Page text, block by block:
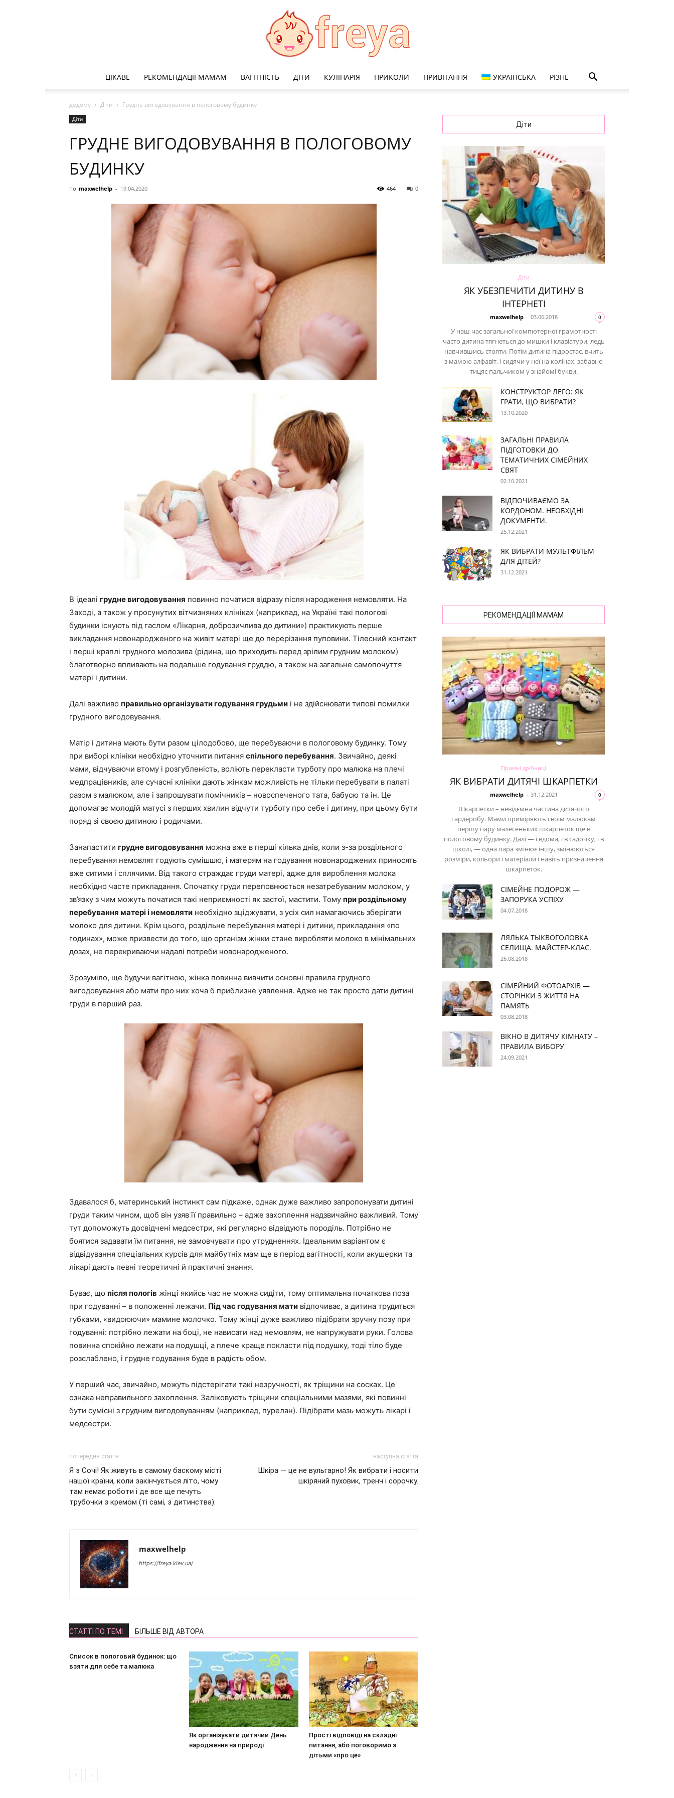
ЦІКАВЕ РЕКОМЕНДАЦІЇ МАМАМ ВАГІТНІСТЬ ДІТИ КУЛІНАРІЯ ПРИКОЛИ ПРИВІТАННЯ УКРАЇНСЬКА РІЗНЕ
додому Діти Грудне вигодовування в пологовому будинку
Діти
ГРУДНЕ ВИГОДОВУВАННЯ В ПОЛОГОВОМУ
БУДИНКУ
по maxwelhelp - 19.04.2020 0
464
В ідеалі грудне вигодовування повинно початися відразу після народження немовляти. На
Заході, а також у просунутих вітчизняних клініках (наприклад, на Україні такі пологові
будинки існують під гаслом «Лікарня, доброзичлива до дитини») практикують перше
викладання новонародженого на живіт матері ще до перерізання пуповини. Тілесний контакт
і перші краплі грудного молозива (рідина, що приходить перед зрілим грудним молоком)
благотворно впливають на подальше годування груддю, а також на загальне самопочуття
матері і дитини.
Далі важливо правильно організувати годування грудьми і не здійснювати типові помилки
грудного вигодовування.
Матір і дитина мають бути разом цілодобово, ще перебуваючи в пологовому будинку. Тому
при виборі клініки необхідно уточнити питання спільного перебування. Звичайно, деякі
мами, відчуваючи втому і розгубленість, воліють перекласти турботу про малюка на плечі
медпрацівників, але сучасні клініки дають жінкам можливість не тільки перебувати в палаті
разом з малюком, але і запрошувати помічників – новоспеченого тата, бабусю та ін. Це
допомагає молодій матусі з перших хвилин відчути турботу про себе і дитину, при цьому бути
поряд зі своєю дитиною і родичами.
Занапастити грудне вигодовування можна вже в перші кілька днів, коли з-за роздільного
перебування немовлят годують сумішшю, і матерям на годування новонароджених приносять
вже ситими і сплячими. Від такого страждає груди матері, адже для вироблення молока
необхідно часте прикладання. Спочатку груди переповнюється незатребуваним молоком, у
зв’язку з чим можуть початися такі неприємності як застої, мастити. Тому при роздільному
перебування матері і немовляти необхідно зціджувати, з усіх сил намагаючись зберігати
молоко для дитини. Крім цього, роздільне перебування матері і дитини, прикладання «по
годинах», може призвести до того, що організм жінки стане виробляти молоко в мінімальних
дозах, не перекриваючи надалі потреби новонародженого.
Зрозуміло, ще будучи вагітною, жінка повинна вивчити основні правила грудного
вигодовування або мати про них хоча б приблизне уявлення. Адже не так просто дати дитині
груди в перший раз.
Здавалося б, материнський інстинкт сам підкаже, однак дуже важливо запропонувати дитині
груди таким чином, щоб він узяв її правильно – адже захоплення надзвичайно важливий. Тому
тут допоможуть досвідчені медсестри, які регулярно відвідують породіль. Потрібно не
боятися задавати їм питання, не замовчувати про утрудненнях. Ідеальним варіантом є
відвідування спеціальних курсів для майбутніх мам ще в період вагітності, коли акушерки та
лікарі дають певні теоретичні й практичні знання.
Буває, що після пологів жінці якийсь час не можна сидіти, тому оптимальна початкова поза
при годуванні – в положенні лежачи. Під час годування мати відпочиває, а дитина трудиться
губками, «видоюючи» мамине молочко. Тому жінці дуже важливо підібрати зручну позу при
годуванні: потрібно лежати на боці, не нависати над немовлям, не напружувати руки. Голова
повинна спокійно лежати на подушці, а плече краще покласти під подушку, тоді тіло буде
розслаблено, і грудне годування буде в радість обом.
У перший час, звичайно, можуть підстерігати такі незручності, як тріщини на сосках. Це
ознака неправильного захоплення. Заліковують тріщини спеціальними мазями, які повинні
бути сумісні з грудним вигодовуванням (наприклад, пурелан). Підібрати мазь можуть лікарі і
медсестри.
попередня стаття
Я з Сочі! Як живуть в самому баскому місті
нашої країни, коли закінчується літо, чому
там немає роботи і де все ще печуть
трубочки з кремом (ті самі, з дитинства).
наступна стаття
Шкіра — це не вульгарно! Як вибрати і носити
шкіряний пуховик, тренч і сорочку.
maxwelhelp
https://freya.kiev.ua/
СТАТТІ ПО ТЕМІ БІЛЬШЕ ВІД АВТОРА
Список в пологовий будинок: що
взяти для себе та малюка
Як організувати дитячий День
народження на природі
Прості відповіді на складні
питання, або поговоримо з
дітьми «про це»
Діти
Діти
ЯК УБЕЗПЕЧИТИ ДИТИНУ В
ІНТЕРНЕТІ
maxwelhelp - 03.06.2018 0
У наш час загальної компютерної грамотності
часто дитина тягнеться до мишки і клавіатури, ледь
навчившись стояти. Потім дитина підростає, вчить
з мамою алфавіт, і сидячи у неї на колінах, забавно
тицяє пальчиком у знайомі букви.
КОНСТРУКТОР ЛЕГО: ЯК
ГРАТИ, ЩО ВИБРАТИ?
13.10.2020
ЗАГАЛЬНІ ПРАВИЛА
ПІДГОТОВКИ ДО
ТЕМАТИЧНИХ СІМЕЙНИХ
СВЯТ
02.10.2021
ВІДПОЧИВАЄМО ЗА
КОРДОНОМ. НЕОБХІДНІ
ДОКУМЕНТИ.
25.12.2021
ЯК ВИБРАТИ МУЛЬТФІЛЬМ
ДЛЯ ДІТЕЙ?
31.12.2021
РЕКОМЕНДАЦІЇ МАМАМ
Примні дрібниці
ЯК ВИБРАТИ ДИТЯЧІ ШКАРПЕТКИ
maxwelhelp - 31.12.2021 0
Шкарпетки – невідємна частина дитячого
гардеробу. Мами приміряють своїм малюкам
першу пару малесеньких шкарпеток ще в
пологовому будинку. Далі — і вдома, і в садочку, і в
школі, — одна пара змінює іншу, змінюються
розміри, кольори і матеріали і навіть призначення
шкарпеток.
СІМЕЙНЕ ПОДОРОЖ —
ЗАПОРУКА УСПІХУ
04.07.2018
ЛЯЛЬКА ТЫКВОГОЛОВКА
СЕЛИЩА. МАЙСТЕР-КЛАС.
26.08.2018
СІМЕЙНИЙ ФОТОАРХІВ —
СТОРІНКИ З ЖИТТЯ НА
ПАМЯТЬ
03.08.2018
ВІКНО В ДИТЯЧУ КІМНАТУ –
ПРАВИЛА ВИБОРУ
24.09.2021